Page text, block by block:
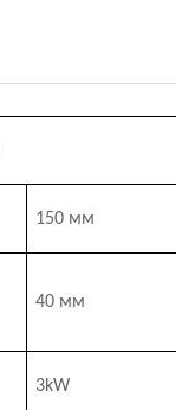
150 мм
40 мм
3kW